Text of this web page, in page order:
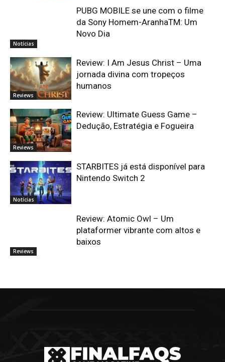
Notícias
PUBG MOBILE se une com o filme
da Sony Homem-AranhaTM: Um
Novo Dia
Reviews
Review: I Am Jesus Christ – Uma
jornada divina com tropeços
humanos
Reviews
Review: Ultimate Guess Game –
Dedução, Estratégia e Fogueira
Notícias
STARBITES já está disponível para
Nintendo Switch 2
Reviews
Review: Atomic Owl – Um
plataformer vibrante com altos e
baixos